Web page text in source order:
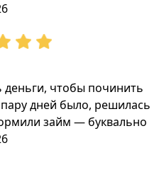
чтобы починить
дней было, решилась
займ — буквально